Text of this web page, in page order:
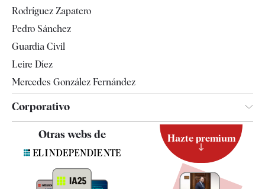
Televisión
Rodríguez Zapatero
Pedro Sánchez
Guardia Civil
Leire Díez
Mercedes González Fernández
Corporativo
Contacto
Otras webs de Hazte premium